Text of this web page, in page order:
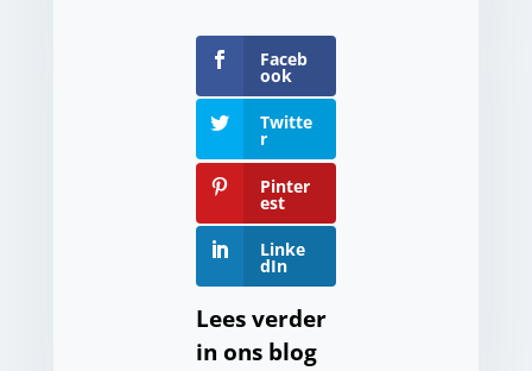
Faceb
ook
Twitte
r
Pinter
est
Linke
dIn
Lees verder
in ons blog